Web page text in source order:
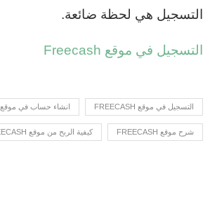
التسجيل هي لحظة ضائعة.
التسجيل في موقع Freecash
التسجيل في موقع FREECASH انشاء حساب في موقع FREECASH
شرح موقع FREECASH كيفية الربح من موقع FREECASH